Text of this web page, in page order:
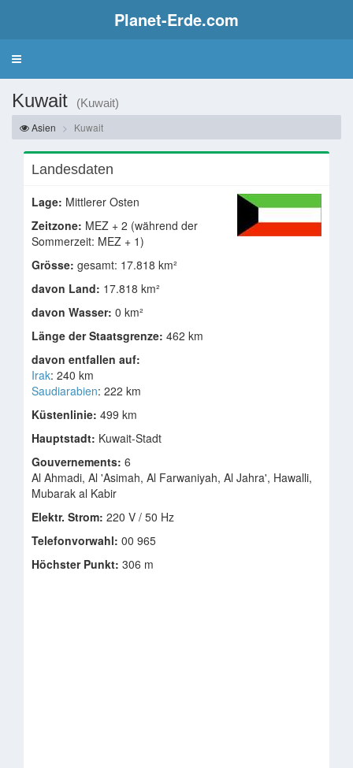
Planet-Erde.com
Kuwait
(Kuwait)
Asien
Kuwait
Landesdaten
Lage: Mittlerer Osten
Zeitzone: MEZ + 2 (während der
Sommerzeit: MEZ + 1)
Grösse: gesamt: 17.818 km²
davon Land: 17.818 km²
davon Wasser: 0 km²
Länge der Staatsgrenze: 462 km
davon entfallen auf:
Irak: 240 km
Saudiarabien: 222 km
Küstenlinie: 499 km
Hauptstadt: Kuwait-Stadt
Gouvernements: 6
Al Ahmadi, Al 'Asimah, Al Farwaniyah, Al Jahra', Hawalli,
Mubarak al Kabir
Elektr. Strom: 220 V / 50 Hz
Telefonvorwahl: 00 965
Höchster Punkt: 306 m